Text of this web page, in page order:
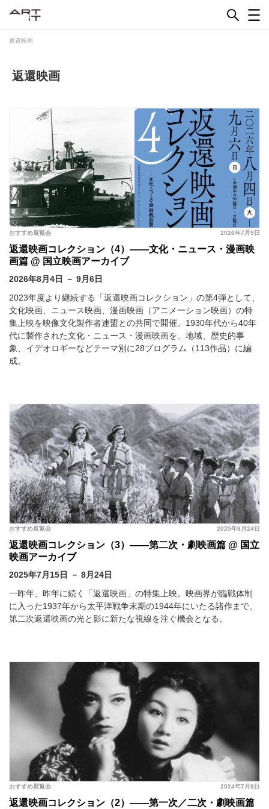
返還映画
返還映画
2026年7月9日
おすすめ展覧会
返還映画コレクション（4）――文化・ニュース・漫画映
画篇 @ 国立映画アーカイブ
2026年8月4日 － 9月6日
2023年度より継続する「返還映画コレクション」の第4弾として、
文化映画、ニュース映画、漫画映画（アニメーション映画）の特
集上映を映像文化製作者連盟との共同で開催。1930年代から40年
代に製作された文化・ニュース・漫画映画を、地域、歴史的事
象、イデオロギーなどテーマ別に28プログラム（113作品）に編
成。
2025年6月24日
おすすめ展覧会
返還映画コレクション（3）――第二次・劇映画篇 @ 国立
映画アーカイブ
2025年7月15日 － 8月24日
一昨年、昨年に続く「返還映画」の特集上映。映画界が臨戦体制
に入った1937年から太平洋戦争末期の1944年にいたる諸作まで、
第二次返還映画の光と影に新たな視線を注ぐ機会となる。
2024年7月8日
おすすめ展覧会
返還映画コレクション（2）――第一次／二次・劇映画篇